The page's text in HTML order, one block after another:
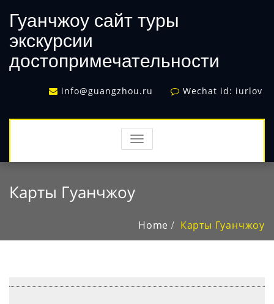
Гуанчжоу сайт туры
экскурсии
достопримечательности
info@guangzhou.ru Wechat id: iurlov
TOGGLE
NAVIGATION
Карты Гуанчжоу
Home Карты Гуанчжоу